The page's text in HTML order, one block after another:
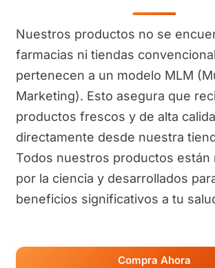
Nuestros productos no se
farmacias ni tiendas
pertenecen a un modelo MLM
Marketing). Esto asegura que
productos frescos y de alta
directamente desde nuestra
Todos nuestros productos están
por la ciencia y desarrollados
beneficios significativos a tu
Compra Ahora